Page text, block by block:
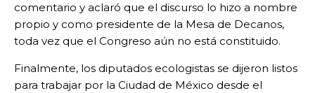
comentario y aclaró que el discurso lo hizo a nombre
propio y como presidente de la Mesa de Decanos,
toda vez que el Congreso aún no está constituido.
Finalmente, los diputados ecologistas se dijeron listos
para trabajar por la Ciudad de México desde el